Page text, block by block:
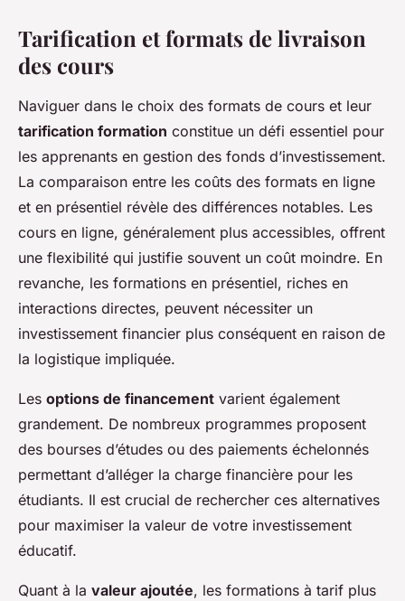
Tarification et formats de livraison
des cours
Naviguer dans le choix des formats de cours et leur
tarification formation constitue un défi essentiel pour
les apprenants en gestion des fonds d’investissement.
La comparaison entre les coûts des formats en ligne
et en présentiel révèle des différences notables. Les
cours en ligne, généralement plus accessibles, offrent
une flexibilité qui justifie souvent un coût moindre. En
revanche, les formations en présentiel, riches en
interactions directes, peuvent nécessiter un
investissement financier plus conséquent en raison de
la logistique impliquée.
Les options de financement varient également
grandement. De nombreux programmes proposent
des bourses d’études ou des paiements échelonnés
permettant d’alléger la charge financière pour les
étudiants. Il est crucial de rechercher ces alternatives
pour maximiser la valeur de votre investissement
éducatif.
Quant à la valeur ajoutée, les formations à tarif plus